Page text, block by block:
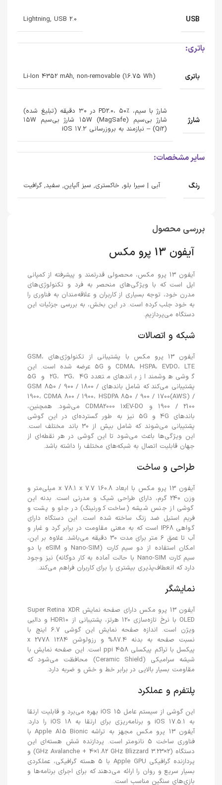
USB
Lightning, USB 2.0
باتری:
باتری Li-Ion 4352 mAh, non-removable (16.75 Wh)
شارژ
شارژ با سیم، PD2.0، ۵۰٪ در ۳۰ دقیقه (تبلیغ شده)
شارژ بی‌سیم ۱۵W (MagSafe) شارژ بی‌سیم ۱۵W
(Qi2) – نیازمند به بروزرسانی iOS ۱۷.۲
سایر مشخصات:
رنگ آبی | سیرا بلو, خاکستری, سبز آلپاین, سفید, گرافیت
بررسی محصول
آیفون 13 پرو مکس
آیفون 13 پرو مکس، محصولی قدرتمند و پیشرفته از کمپانی
اپل است که با ویژگی‌های منحصر به فرد و تکنولوژی‌های
مدرن خود، توجه بسیاری از کاربران و علاقه‌مندان به فناوری را
به خود جلب کرده است. در این بخش، به بررسی جزئیات این
دستگاه می‌پردازیم.
شبکه و اتصالات
آیفون 13 پرو مکس با پشتیبانی از تکنولوژی‌های GSM،
CDMA، HSPA، EVDO، LTE و 5G عرضه شده است. این
گوشی هوشمند از باندهای متعدد 2G، 3G، 4G و 5G
پشتیبانی می‌کند که شامل باندهای GSM 850 / 900 / 1800 /
1900، CDMA 800 / 1900، HSDPA 850 / 900 / 1700(AWS) /
1900 / 2100 و CDMA2000 1xEV-DO می‌شود. همچنین،
باندهای 4G و 5G نیز به طور گسترده‌ای در این گوشی
پشتیبانی می‌شوند که شامل بیش از 30 باند مختلف است.
این ویژگی‌ها باعث می‌شود تا این گوشی در هر نقطه‌ای از
جهان قابلیت اتصال به شبکه‌های مختلف را داشته باشد.
طراحی و ساخت
آیفون 13 پرو مکس با ابعاد 160.8 x 78.1 x 7.7 میلی‌متر و
وزن 240 گرم، دارای طراحی شیک و مدرنی است. بدنه این
گوشی از جنس شیشه (ساخت کورنینگ) در جلو و پشت و
فریم استیل ضد زنگ ساخته شده است. این دستگاه دارای
گواهی IP68 است که به معنی مقاومت در برابر گرد و غبار و
آب تا عمق 6 متر برای مدت 30 دقیقه می‌باشد. علاوه بر این،
امکان استفاده از دو سیم کارت (Nano-SIM و eSIM یا دو
سیم کارت Nano-SIM با حالت آماده به کار دوگانه) نیز وجود
دارد که انعطاف‌پذیری بیشتری را برای کاربران فراهم می‌کند.
نمایشگر
آیفون 13 پرو مکس دارای صفحه نمایش Super Retina XDR
OLED با نرخ تازه‌سازی 120 هرتز، پشتیبانی از HDR10 و دالبی
ویژن است. اندازه صفحه نمایش این گوشی 6.7 اینچ با
نسبت صفحه به بدنه 87.4% و رزولوشن 1284 x 2778
پیکسل با تراکم پیکسلی 458 ppi است. این صفحه نمایش با
شیشه سرامیکی (Ceramic Shield) محافظت می‌شود که
مقاومت بسیار بالایی در برابر خط و خش و ضربه دارد.
پلتفرم و عملکرد
این گوشی از سیستم عامل iOS 15 بهره می‌برد و قابلیت ارتقا
به iOS 17.5.1 و برنامه‌ریزی برای ارتقا به iOS 18 را دارد.
آیفون 13 پرو مکس مجهز به تراشه Apple A15 Bionic با
فناوری ساخت 5 نانومتر است. پردازنده شش هسته‌ای این
دستگاه (2×3.23 GHz Avalanche + 4×1.82 GHz Blizzard) و
پردازنده گرافیکی Apple GPU با 5 هسته گرافیکی، عملکردی
بسیار سریع و روان را ارائه می‌دهند که برای اجرای برنامه‌ها و
بازی‌های سنگین مناسب است.